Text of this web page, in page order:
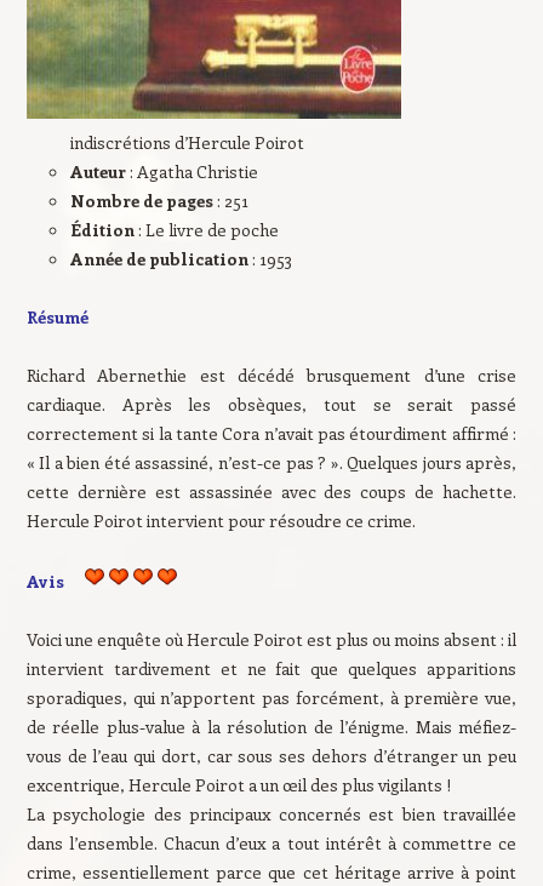
indiscrétions d’Hercule Poirot
Auteur: Agatha Christie
Nombre de pages: 251
Édition: Le livre de poche
Année de publication: 1953
Résumé
Richard Abernethie est décédé brusquement d’une crise
cardiaque. Après les obsèques, tout se serait passé
correctement si la tante Cora n’avait pas étourdiment affirmé :
« Il a bien été assassiné, n’est-ce pas ? ». Quelques jours après,
cette dernière est assassinée avec des coups de hachette.
Hercule Poirot intervient pour résoudre ce crime.
Avis
Voici une enquête où Hercule Poirot est plus ou moins absent : il
intervient tardivement et ne fait que quelques apparitions
sporadiques, qui n’apportent pas forcément, à première vue,
de réelle plus-value à la résolution de l’énigme. Mais méfiez-
vous de l’eau qui dort, car sous ses dehors d’étranger un peu
excentrique, Hercule Poirot a un œil des plus vigilants !
La psychologie des principaux concernés est bien travaillée
dans l’ensemble. Chacun d’eux a tout intérêt à commettre ce
crime, essentiellement parce que cet héritage arrive à point